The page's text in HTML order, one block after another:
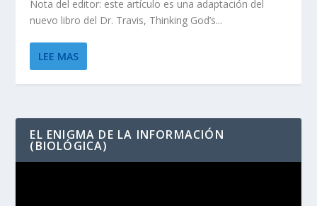
Nota del editor: este artículo es una adaptación del
nuevo libro del Dr. Travis, Thinking God’s...
LEE MAS
EL ENIGMA DE LA INFORMACIÓN
(BIOLÓGICA)